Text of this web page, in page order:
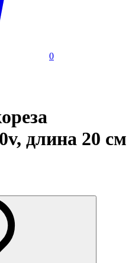
0
длина 20 см